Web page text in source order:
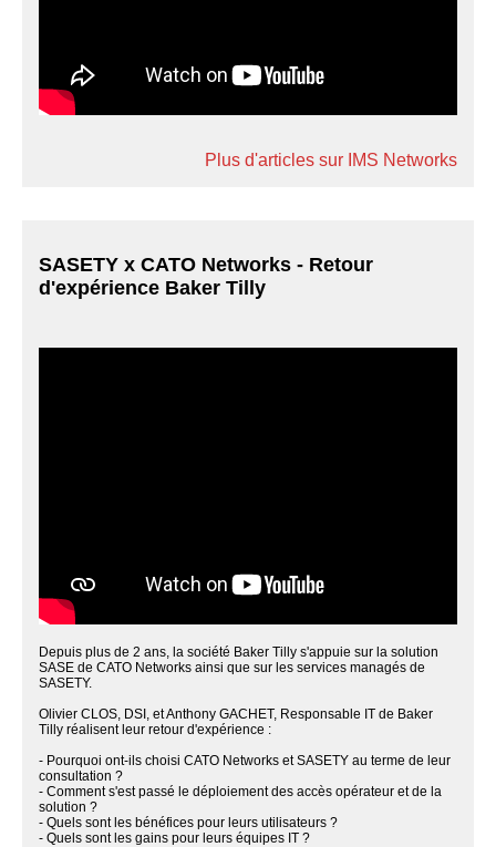
Plus d'articles sur IMS Networks
SASETY x CATO Networks - Retour
d'expérience Baker Tilly
Depuis plus de 2 ans, la société Baker Tilly s'appuie sur la solution
SASE de CATO Networks ainsi que sur les services managés de
SASETY.
Olivier CLOS, DSI, et Anthony GACHET, Responsable IT de Baker
Tilly réalisent leur retour d'expérience :
- Pourquoi ont-ils choisi CATO Networks et SASETY au terme de leur
consultation ?
- Comment s'est passé le déploiement des accès opérateur et de la
solution ?
- Quels sont les bénéfices pour leurs utilisateurs ?
- Quels sont les gains pour leurs équipes IT ?